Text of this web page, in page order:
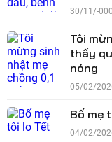
30/11/-
Tôi
thấy
nóng
05/02/
Bố mẹ
04/02/